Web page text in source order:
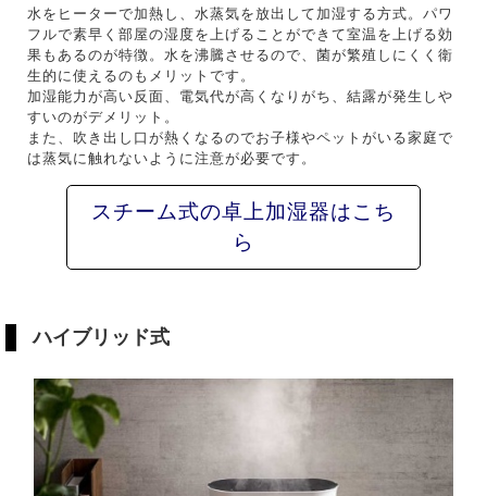
水をヒーターで加熱し、水蒸気を放出して加湿する方式。パワ
フルで素早く部屋の湿度を上げることができて室温を上げる効
果もあるのが特徴。水を沸騰させるので、菌が繁殖しにくく衛
生的に使えるのもメリットです。
加湿能力が高い反面、電気代が高くなりがち、結露が発生しや
すいのがデメリット。
また、吹き出し口が熱くなるのでお子様やペットがいる家庭で
は蒸気に触れないように注意が必要です。
スチーム式の卓上加湿器はこち
ら
ハイブリッド式